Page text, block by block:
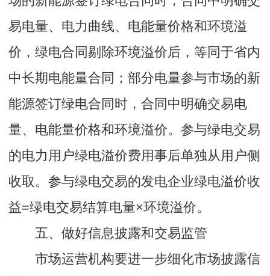
易电量、电力曲线、电能量价格和环境溢
价，绿电合同剔除环境溢价后，等同于省内
中长期电能量合同；部分电量参与市场的新
能源签订绿电合同时，合同中明确交易电
量、电能量价格和环境溢价。参与绿电交易
的电力用户绿电溢价费用事后单独从用户侧
收取。参与绿电交易的发电企业绿电溢价收
益=绿电交易结算电量×环境溢价。
五、做好信息披露和交易监管
市场运营机构要进一步细化市场披露信